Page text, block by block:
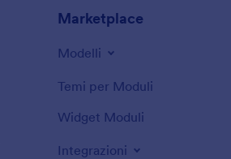
Marketplace
Modelli
Temi per Moduli
Widget Moduli
Integrazioni